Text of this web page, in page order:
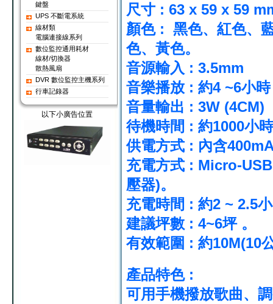
鍵盤
UPS 不斷電系統
線材類
電腦連接線系列
數位監控通用耗材
線材/切換器
散熱風扇
DVR 數位監控主機系列
行車記錄器
以下小廣告位置
尺寸 : 63 x 59 x 59
顏色 : 黑色、紅色、
色、黃色。
音源輸入 : 3.5mm
音樂播放 : 約4 ~6小時
音量輸出 : 3W (4CM)
待機時間 : 約1000小時
供電方式 : 內含
充電方式 : Micro-
壓器)。
充電時間 : 約2 ~ 2.5
建議坪數 : 4~6坪 。
有效範圍 : 約10M(10
產品特色 :
可用手機撥放歌曲、